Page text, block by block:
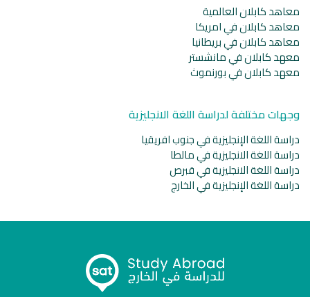
معاهد كابلان العالمية
معاهد كابلان في امريكا
معاهد كابلان في بريطانيا
معهد كابلان في مانشستر
معهد كابلان في بورنموث
وجهات مختلفة لدراسة اللغة الانجليزية
دراسة اللغة الإنجليزية في جنوب افريقيا
دراسة اللغة الانجليزية في مالطا
دراسة اللغة الانجليزية في قبرص
دراسة اللغة الإنجليزية في الخارج